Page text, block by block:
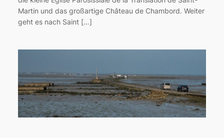
Martin und das großartige Château de Chambord. Weiter
geht es nach Saint […]